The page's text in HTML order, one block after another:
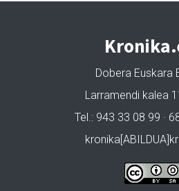
Dobera Euskara
Larramendi kalea
Tel.: 943 33 08 99 ·